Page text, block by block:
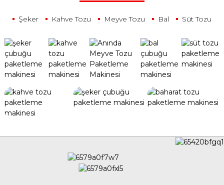
Şeker Kahve Tozu Meyve Tozu Bal Süt Tozu